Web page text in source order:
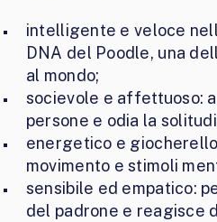
intelligente e veloce
DNA del Poodle, una
al mondo;
socievole e affettuoso:
persone e odia la
energetico e
movimento e stimoli
sensibile ed empatico:
del padrone e reagisce